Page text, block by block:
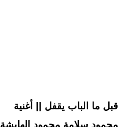
قبل ما الباب يقفل || أغنية
محمود سلامة محمود الهايشة